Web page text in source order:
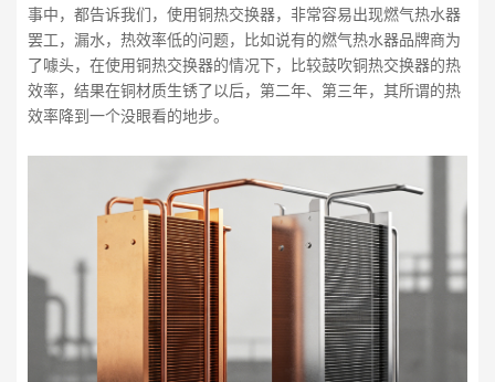
事中，都告诉我们，使用铜热交换器，非常容易出现燃气热水器
罢工，漏水，热效率低的问题，比如说有的燃气热水器品牌商为
了噱头，在使用铜热交换器的情况下，比较鼓吹铜热交换器的热
效率，结果在铜材质生锈了以后，第二年、第三年，其所谓的热
效率降到一个没眼看的地步。